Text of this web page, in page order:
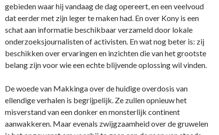
gebieden waar hij vandaag de dag opereert, en een veelvoud
dat eerder met zijn leger te maken had. En over Kony is een
schat aan informatie beschikbaar verzameld door lokale
onderzoeksjournalisten of activisten. En wat nog beter is: zij
beschikken over ervaringen en inzichten die van het grootste
belang zijn voor wie een echte blijvende oplossing wil vinden.
De woede van Makkinga over de huidige overdosis van
ellendige verhalen is begrijpelijk. Ze zullen opnieuw het
misverstand van een donker en monsterlijk continent
aanwakkeren. Maar evenals zwijgzaamheid over de gruwelen